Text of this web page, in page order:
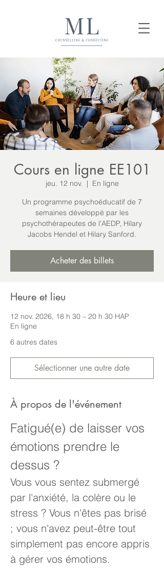
Cours en ligne EE101
jeu. 12 nov.
  |
En ligne
Un programme psychoéducatif de 7
semaines développé par les
psychothérapeutes de l'AEDP, Hilary
Jacobs Hendel et Hilary Sanford.
Acheter des billets
Heure et lieu
12 nov. 2026, 18 h 30 – 20 h 30 HAP
En ligne
6 autres dates
Sélectionner une autre date
À propos de l'événement
Fatigué(e) de laisser vos
émotions prendre le
dessus ?
Vous vous sentez submergé
par l'anxiété, la colère ou le
stress ? Vous n'êtes pas brisé
; vous n'avez peut-être tout
simplement pas encore appris
à gérer vos émotions.